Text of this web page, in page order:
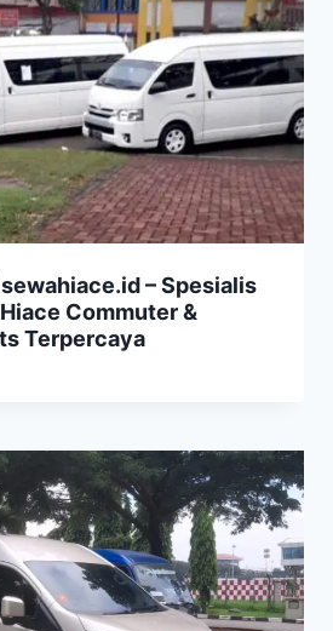
– Spesialis
Commuter &
Terpercaya